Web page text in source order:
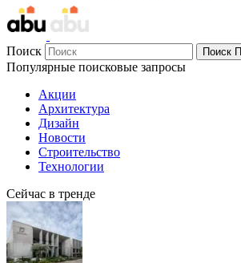
Поиск Поиск
Популярные поисковые запросы
Акции
Архитектура
Дизайн
Новости
Строительство
Технологии
Сейчас в тренде